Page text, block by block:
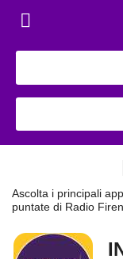
Ascolta i principali
puntate di Radio